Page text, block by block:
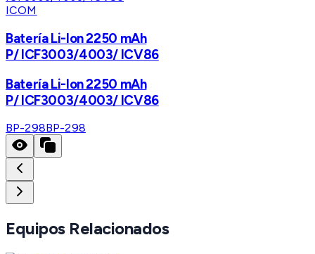
ICOM
Batería Li-Ion 2250 mAh
P/ ICF3003/4003/ ICV86
Batería Li-Ion 2250 mAh
P/ ICF3003/4003/ ICV86
BP-298BP-298
Equipos Relacionados